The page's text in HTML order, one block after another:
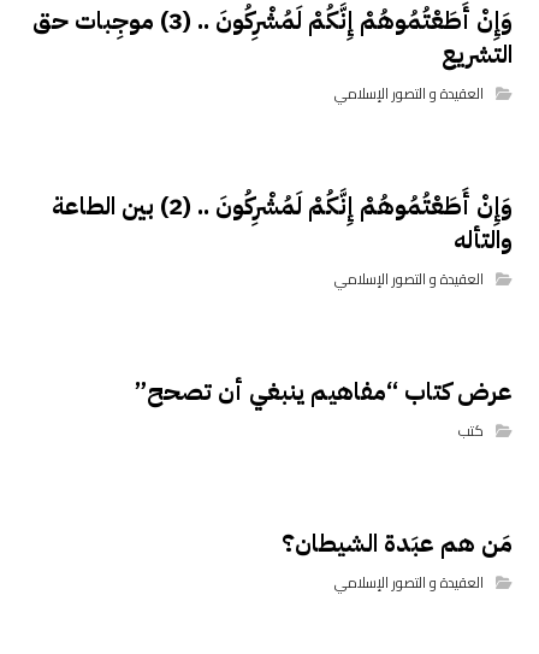
وَإِنْ أَطَعْتُمُوهُمْ إِنَّكُمْ لَمُشْرِكُونَ .. (3) موجِبات حق
التشريع
العقيدة و التصور الإسلامي
وَإِنْ أَطَعْتُمُوهُمْ إِنَّكُمْ لَمُشْرِكُونَ .. (2) بين الطاعة
والتأله
العقيدة و التصور الإسلامي
عرض كتاب “مفاهيم ينبغي أن تصحح”
كتب
مَن هم عبَدة الشيطان؟
العقيدة و التصور الإسلامي